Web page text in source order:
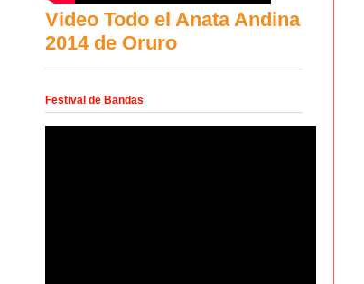
Video Todo el Anata Andina
2014 de Oruro
Festival de Bandas